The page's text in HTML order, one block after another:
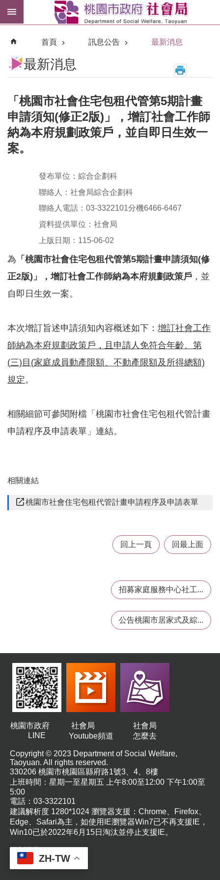
跳到主要內容區塊
ZH-TW
紓
區
市
卡
進
階
搜
尋
告
認
們
福
利
服
重
點
區
政
開
資
訊
社
福
機
構
首頁 訊息公告 最新消息
最新消息
「桃園市社會住宅包租代管第5期計畫
申請須知(修正2版)」，增訂社會工作師
納為本府規劃政策戶，並自即日生效一
案。
發布單位：綜合企劃科
聯絡人：社會局綜合企劃科
聯絡人電話：03-3322101分機6466-6467
資料提供單位：社會局
上版日期：115-06-02
為 「桃園市社會住宅包租代管第5期計畫申請須知(修
正2版) 」，增訂社會工作師納為本府規劃政策戶 ，並
自即日生效一案。
本次增訂旨述申請須知內容概述如下： 增訂社會工作
師納為本府規劃政策戶，且申請人免符合年齡、第
(三)目(家庭成員動產限額、不動產限額及所得總額)
規定 。
相關細節可參閱附檔「桃園市社會住宅包租代管計畫
申請程序及申請表單」連結。
相關連結
桃園市社會住宅包租代管計畫申請程序及申請表單
回上一頁 回最上面
招募家庭服務中心社工...
公告桃園市居家式及綜...
桃園市政府
LINE
社會局
Youtube頻道
社會局
怎麼去
Copyright © 2023 Department of Social Welfare,
Taoyuan. All rights reserved.
330206 桃園市桃園區縣府路1號3、4、8樓
上班時間：星期一至星期五 上午8:00至12:00 下午1:00至
5:00
電話：03-3322101
建議解析度 1280*1024 瀏覽器支援：Chrome、Firefox、
Edge、Safari為主，如使用IE瀏覽器Win7已不再支援IE，
Win10已於2022年6月15日淘汰並停止支援IE。
更新日期
瀏覽人次276